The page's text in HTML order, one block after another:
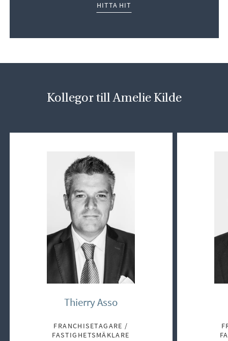
HITTA HIT
Kollegor till Amelie Kilde
Thierry Asso
FRANCHISETAGARE /
FASTIGHETSMÄKLARE